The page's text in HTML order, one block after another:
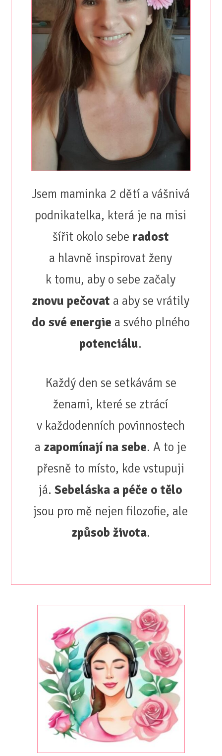
Jsem maminka 2 dětí a vášnivá
podnikatelka, která je na misi
šířit okolo sebe radost
a hlavně inspirovat ženy
k tomu, aby o sebe začaly
znovu pečovat a aby se vrátily
do své energie a svého plného
potenciálu.
Každý den se setkávám se
ženami, které se ztrácí
v každodenních povinnostech
a zapomínají na sebe. A to je
přesně to místo, kde vstupuji
já.Sebeláska a péče o tělo
jsou pro mě nejen filozofie, ale
způsob života.